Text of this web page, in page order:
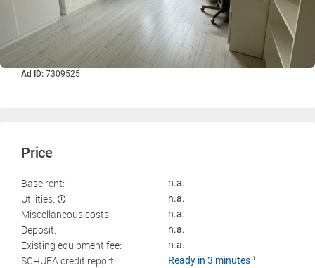
Ad ID: 7309525
Price
Base rent: n.a.
Utilities: n.a.
Miscellaneous costs: n.a.
Deposit: n.a.
Existing equipment fee: n.a.
SCHUFA credit report: Ready in 3 minutes 1